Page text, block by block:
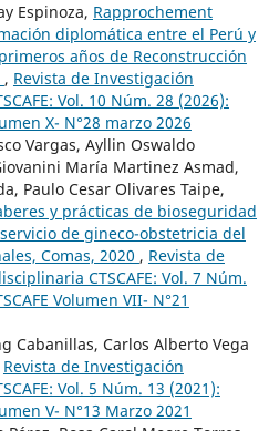
Espinoza, Rapprochement
diplomática entre el Perú y
años de Reconstrucción
, Revista de Investigación
Vol. 10 Núm. 28 (2026):
X- N°28 marzo 2026
Vargas, Ayllin Oswaldo
María Martinez Asmad,
Paulo Cesar Olivares Taipe,
y prácticas de bioseguridad
de gineco-obstetricia del
Comas, 2020 , Revista de
CTSCAFE: Vol. 7 Núm.
Volumen VII- N°21
Cabanillas, Carlos Alberto Vega
Revista de Investigación
Vol. 5 Núm. 13 (2021):
V- N°13 Marzo 2021